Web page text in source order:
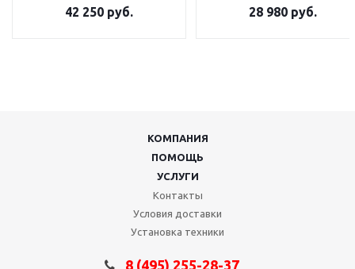
42 250 руб. 28 980 руб.
КОМПАНИЯ
ПОМОЩЬ
УСЛУГИ
Контакты
Условия доставки
Установка техники
8 (495) 255-28-37